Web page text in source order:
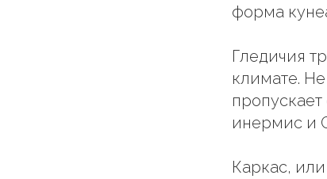
форма
Гледичия
климате.
инермис и
Каркас,